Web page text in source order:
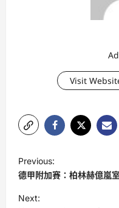
Visit
o
s
Previous:
德甲附加賽：柏林赫億嵐
Next: